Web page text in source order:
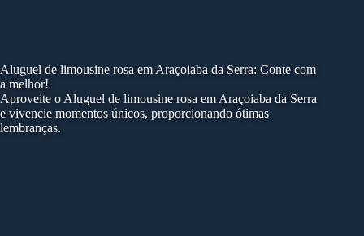
Aluguel de limousine rosa em Araçoiaba da Serra: Conte com
a melhor!
Aproveite o Aluguel de limousine rosa em Araçoiaba da Serra
e vivencie momentos únicos, proporcionando ótimas
lembranças.